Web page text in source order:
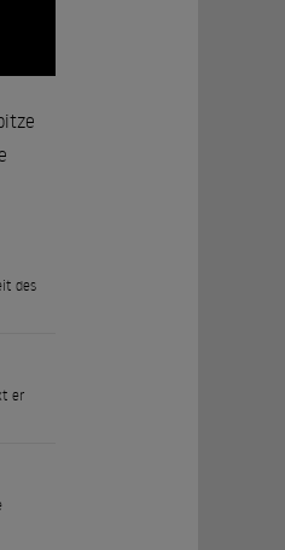
des
er